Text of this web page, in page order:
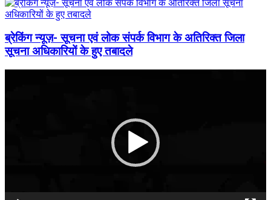
ब्रेकिंग न्यूज़- सूचना एवं लोक संपर्क विभाग के अतिरिक्त जिला
सूचना अधिकारियों के हुए तबादले